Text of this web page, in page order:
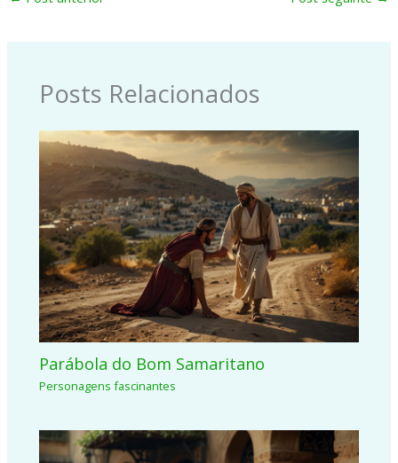
Posts Relacionados
Parábola do Bom Samaritano
Personagens fascinantes